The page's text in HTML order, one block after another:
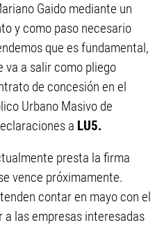
Gaido mediante un
y como paso necesario
que es fundamental,
va a salir como pliego
de concesión en el
Urbano Masivo de
a LU5.
presta la firma
vence próximamente.
contar en mayo con el
a las empresas interesadas